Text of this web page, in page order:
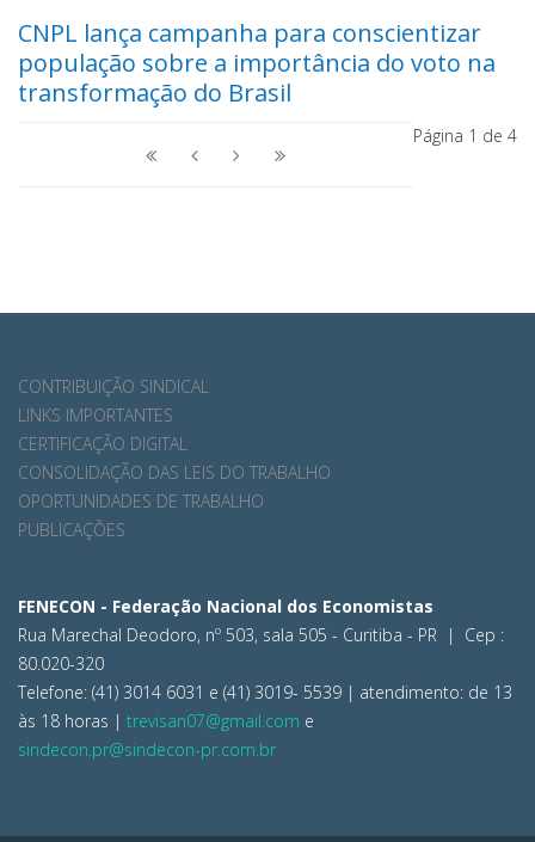
CNPL lança campanha para conscientizar
população sobre a importância do voto na
transformação do Brasil
Página 1 de 4
CONTRIBUIÇÃO SINDICAL
LINKS IMPORTANTES
CERTIFICAÇÃO DIGITAL
CONSOLIDAÇÃO DAS LEIS DO TRABALHO
OPORTUNIDADES DE TRABALHO
PUBLICAÇÕES
FENECON - Federação Nacional dos Economistas
Rua Marechal Deodoro, nº 503, sala 505 - Curitiba - PR | Cep :
80.020-320
Telefone: (41) 3014 6031 e (41) 3019- 5539 | atendimento: de 13
às 18 horas | trevisan07@gmail.com e
sindecon.pr@sindecon-pr.com.br